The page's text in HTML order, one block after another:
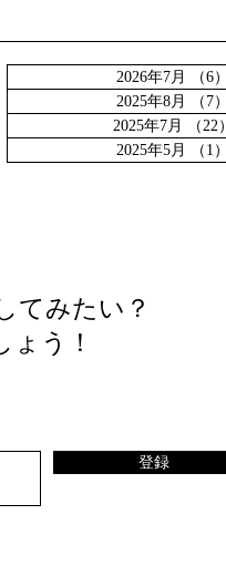
2026年7月 （6）
2025年8月
（7）
2025年7月
（22）
2025年5月
（1）
てみたい？
う！
登録